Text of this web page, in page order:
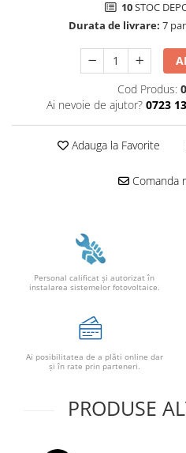
10STOC
Durata de livrare: 7
Cod Produs:
Ai nevoie de ajutor? 0723
Adauga la Favorite
Comanda
Personal calificat şi autorizat în
instalarea sistemelor fotovoltaice.
Ai posibilitatea de a plăti online dar
şi în rate prin parteneri.
PRODUSE